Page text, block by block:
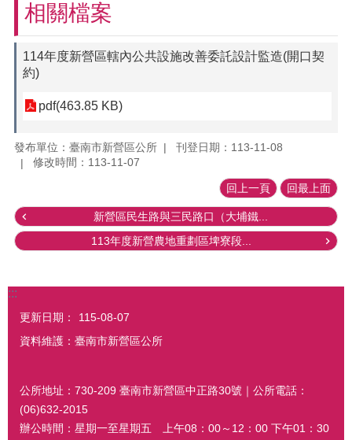
相關檔案
114年度新營區轄內公共設施改善委託設計監造(開口契
約)
pdf(463.85 KB)
發布單位：臺南市新營區公所
刊登日期：113-11-08
修改時間：113-11-07
回上一頁 回最上面
新營區民生路與三民路口（大埔鐵...
113年度新營農地重劃區埤寮段...
:::
更新日期：
115-08-07
資料維護：臺南市新營區公所
公所地址：730-209 臺南市新營區中正路30號｜公所電話：
(06)632-2015
辦公時間：星期一至星期五 上午08：00～12：00 下午01：30